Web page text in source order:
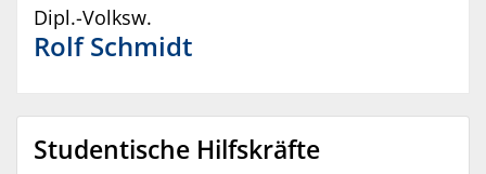
Dipl.-Volksw.
RolfSchmidt
Studentische Hilfskräfte